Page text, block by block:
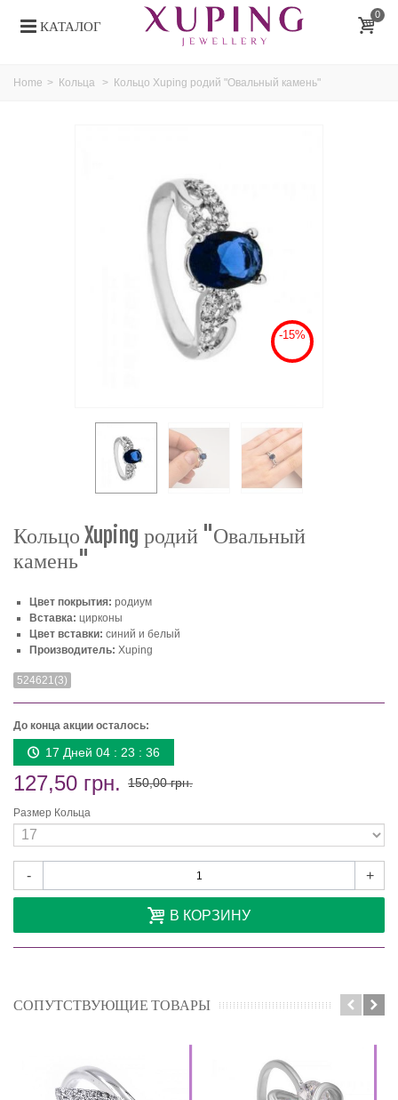
КАТАЛОГ
0
Home > Кольца > Кольцо Xuping родий "Овальный камень"
-15%
Кольцо Xuping родий "Овальный
камень"
Цвет покрытия: родиум
Вставка: цирконы
Цвет вставки: синий и белый
Производитель: Xuping
524621(3)
До конца акции осталось:
17 Дней 04 : 23 : 36
127,50 грн. 150,00 грн.
Размер Кольца
- +
В КОРЗИНУ
СОПУТСТВУЮЩИЕ ТОВАРЫ